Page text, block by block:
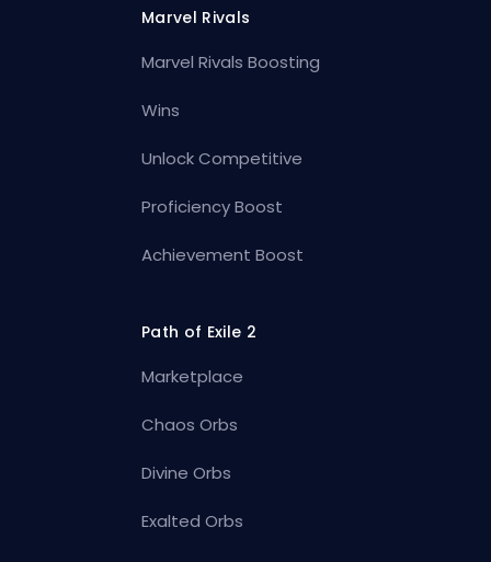
Marvel Rivals
Marvel Rivals Boosting
Wins
Unlock Competitive
Proficiency Boost
Achievement Boost
Path of Exile 2
Marketplace
Chaos Orbs
Divine Orbs
Exalted Orbs